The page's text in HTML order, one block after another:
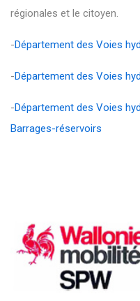
régionales et le citoyen.
-Département des Voies
-Département des Voies
-Département des Voies
Barrages-réservoirs